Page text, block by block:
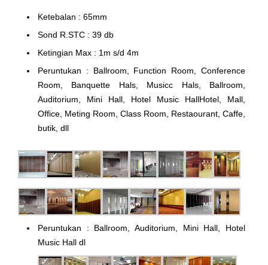
Ketebalan : 65mm
Sond R.STC : 39 db
Ketingian Max : 1m s/d 4m
Peruntukan : Ballroom, Function Room, Conference
Room, Banquette Hals, Musicc Hals, Ballroom,
Auditorium, Mini Hall, Hotel Music HallHotel, Mall,
Office, Meting Room, Class Room, Restaourant, Caffe,
butik, dll
Peruntukan : Ballroom, Auditorium, Mini Hall, Hotel
Music Hall dl